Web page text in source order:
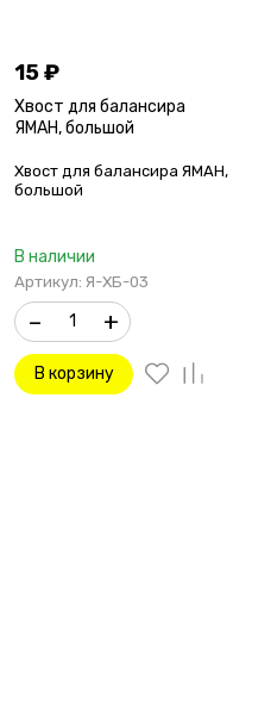
15₽
Хвост для балансира
ЯМАН, большой
Хвост для балансира ЯМАН,
большой
В наличии
Артикул: Я-ХБ-03
– +
В корзину